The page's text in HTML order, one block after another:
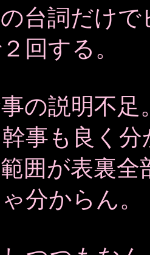
台詞だけ
回する。
の説明不足
事も良く
囲が表裏
分からん。